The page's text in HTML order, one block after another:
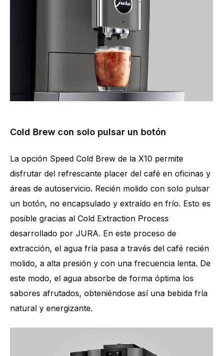
Cantidad de especialidades 34
Cold Brew con solo pulsar un botón
La opción Speed Cold Brew de la X10 permite
disfrutar del refrescante placer del café en oficinas y
áreas de autoservicio. Recién molido con solo pulsar
un botón, no encapsulado y extraído en frío. Esto es
posible gracias al Cold Extraction Process
desarrollado por JURA. En este proceso de
extracción, el agua fría pasa a través del café recién
molido, a alta presión y con una frecuencia lenta. De
este modo, el agua absorbe de forma óptima los
sabores afrutados, obteniéndose así una bebida fría
natural y energizante.